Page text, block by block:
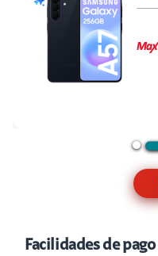
Facilidades de pago